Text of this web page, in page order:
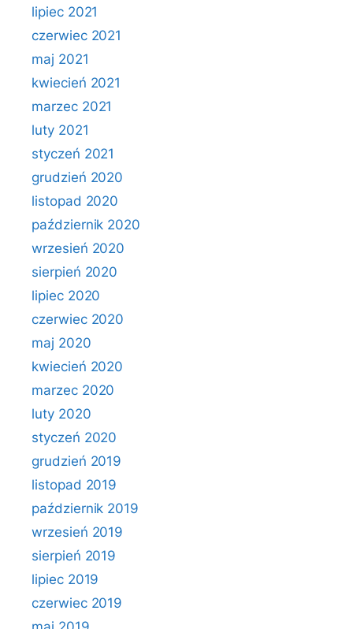
lipiec 2021
czerwiec 2021
maj 2021
kwiecień 2021
marzec 2021
luty 2021
styczeń 2021
grudzień 2020
listopad 2020
październik 2020
wrzesień 2020
sierpień 2020
lipiec 2020
czerwiec 2020
maj 2020
kwiecień 2020
marzec 2020
luty 2020
styczeń 2020
grudzień 2019
listopad 2019
październik 2019
wrzesień 2019
sierpień 2019
lipiec 2019
czerwiec 2019